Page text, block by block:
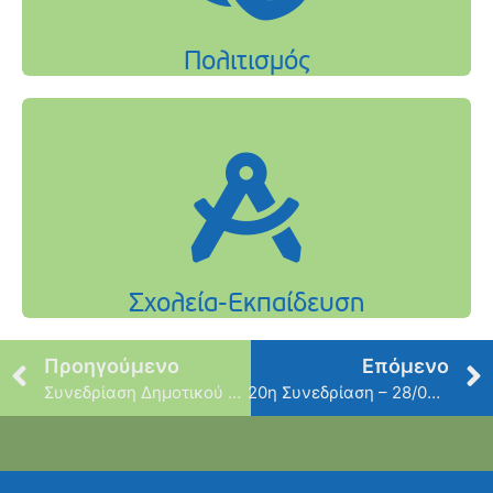
Προηγούμενο
Συνεδρίαση Δημοτικού Συμβουλίου
Επόμενο
20η Συνεδρίαση – 28/08/2024